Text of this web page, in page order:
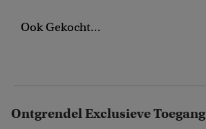
Ook Gekocht...
Ontgrendel Exclusieve Toegang